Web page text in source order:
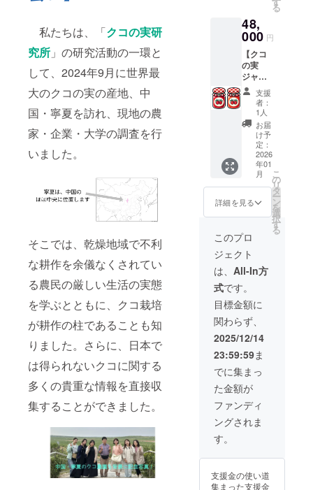
私たちは、「クコの実研
究所 」の研究活動の一環と
して、2024年9月に世界最
大のクコの実の産地、中
国・寧夏を訪れ、現地の農
家・企業・大学の調査を行
いました。
そこでは、乾燥地域で不利
な耕作を余儀なくされてい
る農民の厳しい生活の実態
を学ぶとともに、クコ栽培
が耕作の柱であることも知
りました。さらに、日本で
は得られないクコに関する
多くの貴重な情報を直接収
集することができました。
ちみ
つ、レ
モン、
寒天、
香料 な
お、ク
コの実
ジャム
です
が、既
に一定
数の在
庫があ
るため
にリ
ターン
は必ず
履行さ
れま
す。ご
安心く
ださ
い。
・重
量：内
容量 約
140g ・
保存方
法：開
封後
は、冷
暗所に
補完し
てくだ
さい ・
消費期
限もし
くは賞
限：製
造日か
８ヶ月
・原材
料、主
原料の
原産
地：中
国、そ
の他 ・
果実
（ラズ
ベ
リー、
イチ
ゴ、ブ
ルーベ
リー、
はちみ
つ）、
造）、
クコの
ていま
す）
クーポ
ン有効
期限：
2026年
3月から
2026年
8月末ま
で ・ク
コの実
ジャム
につい
て・・
35mm
X
・重
量：内
容量 約
140g ・
保存方
法：開
封後
は、冷
暗所に
補完し
てくだ
さい ・
消費期
限もし
くは賞
味期
限：製
造日か
・原材
料、主
原料の
す。サ
イトの
開設が
遅れた
場合、
至急ク
コジャ
ムが欲
しい場
合など
には、
クコの
実ジャ
ム１個
との交
能です
（注意
どは、
クーポ
ンの裏
面に詳
載され
ていま
す）
クーポ
ン有効
期限：
2026年
3月から
2026年
8月末ま
で ・ク
コの実
ジャム
・ ・サ
イズ：
35mm
年3月予
定）さ
に、こ
のクー
ポン１
枚を
使って
2000円
相当の
買い物
に利用
できま
す。サ
イトの
開設が
遅れた
コジャ
しい場
合など
１枚に
つきク
コの実
ジャム
１個と
が可能
です
事項な
どは、
ンの裏
載され
ていま
す）
６枚
と、ク
コ・ベ
リー
ジャム
１個、
クコレ
モン
ジャム
１個を
郵送い
たしま
す。 ・
クーポ
ンにつ
い
て・・
究所の
サイト
が開設
（2026
年3月予
定）さ
れた後
に、こ
のクー
枚を
使って
2000円
相当の
買い物
に利用
できま
開設が
遅れた
場合、
る
48,
000 円
【クコ
の実
ジャ
ム・
クーポ
ン12枚
＋ クコ
の実
ジャム
４個】
クコの
実ジャ
ム・
クーポ
ン
円分）
12枚
と、ク
コ・ベ
リー
ジャム
２個、
クコレ
モン
ジャム
１個、
クコミ
ルク
ジャム
１個を
郵送い
たしま
す。 ・
い
・クコ
支援
者：
1人
お届
け予
定：
2026
年01
月
詳細を見る
こ
の
リ
タ
ー
ン
を
選
択
す
る
このプロ
ジェクト
は、 All-In方
式です。
目標金額に
関わらず、
2025/12/14
23:59:59ま
でに集まっ
た金額が
ファンディ
ングされま
す。
支援金の使い道
集まった支援金